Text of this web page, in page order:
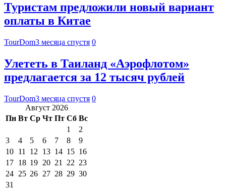
Туристам предложили новый вариант
оплаты в Китае
TourDom3 месяца спустя 0
Улететь в Таиланд «Аэрофлотом»
предлагается за 12 тысяч рублей
TourDom3 месяца спустя 0
Август 2026
Пн Вт Ср Чт Пт Сб Вс
1
2
3
4 5 6 7 8
9
10 11 12 13 14 15 16
17 18 19 20 21 22 23
24 25 26 27 28 29 30
31